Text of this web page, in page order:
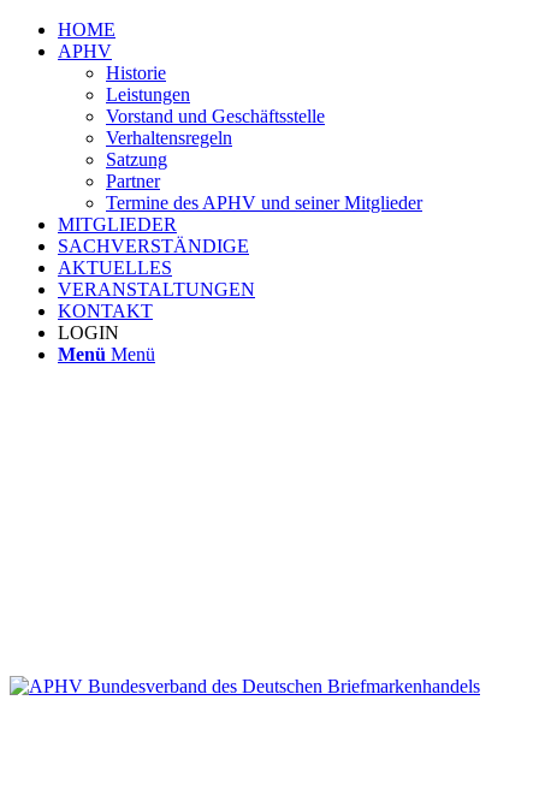
HOME
APHV
Historie
Leistungen
Vorstand und Geschäftsstelle
Verhaltensregeln
Satzung
Partner
Termine des APHV und seiner Mitglieder
MITGLIEDER
SACHVERSTÄNDIGE
AKTUELLES
VERANSTALTUNGEN
KONTAKT
LOGIN
Menü Menü